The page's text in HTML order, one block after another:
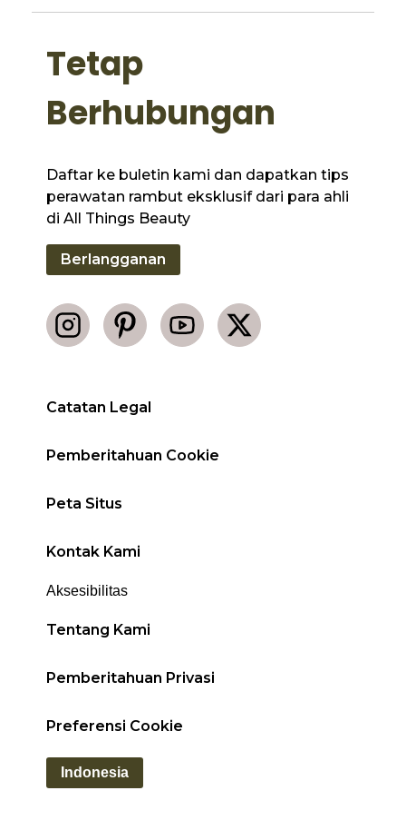
Catatan Legal
Pemberitahuan Cookie
Peta Situs
Kontak Kami
Aksesibilitas
Tentang Kami
Pemberitahuan Privasi
Preferensi Cookie
Tetap
Berhubungan
Daftar ke buletin kami dan dapatkan tips
perawatan rambut eksklusif dari para ahli
di All Things Beauty
Berlangganan
Indonesia